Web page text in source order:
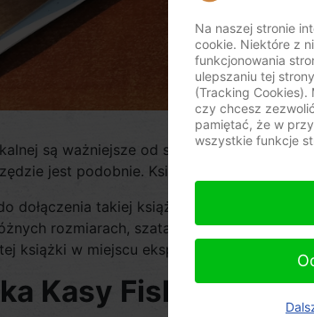
są ważniejsze od samej kasy. Często
jest podobnie. Książka Kasy czy
dołączenia takiej książki, także każda
rozmiarach, szatach graficznych i są
książki w miejscu eksploatacji kasy fiskalnej.
Kasy Fiskalnej?
Na naszej stronie
cookie. Niektóre z
funkcjonowania
ulepszaniu tej
(Tracking
czy chcesz
pamiętać, że w
wszystkie funkcje